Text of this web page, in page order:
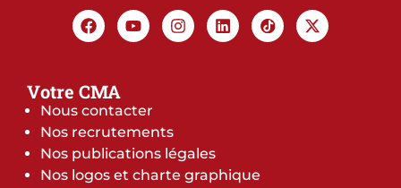
Votre CMA
Nous contacter
Nos recrutements
Nos publications légales
Nos logos et charte graphique